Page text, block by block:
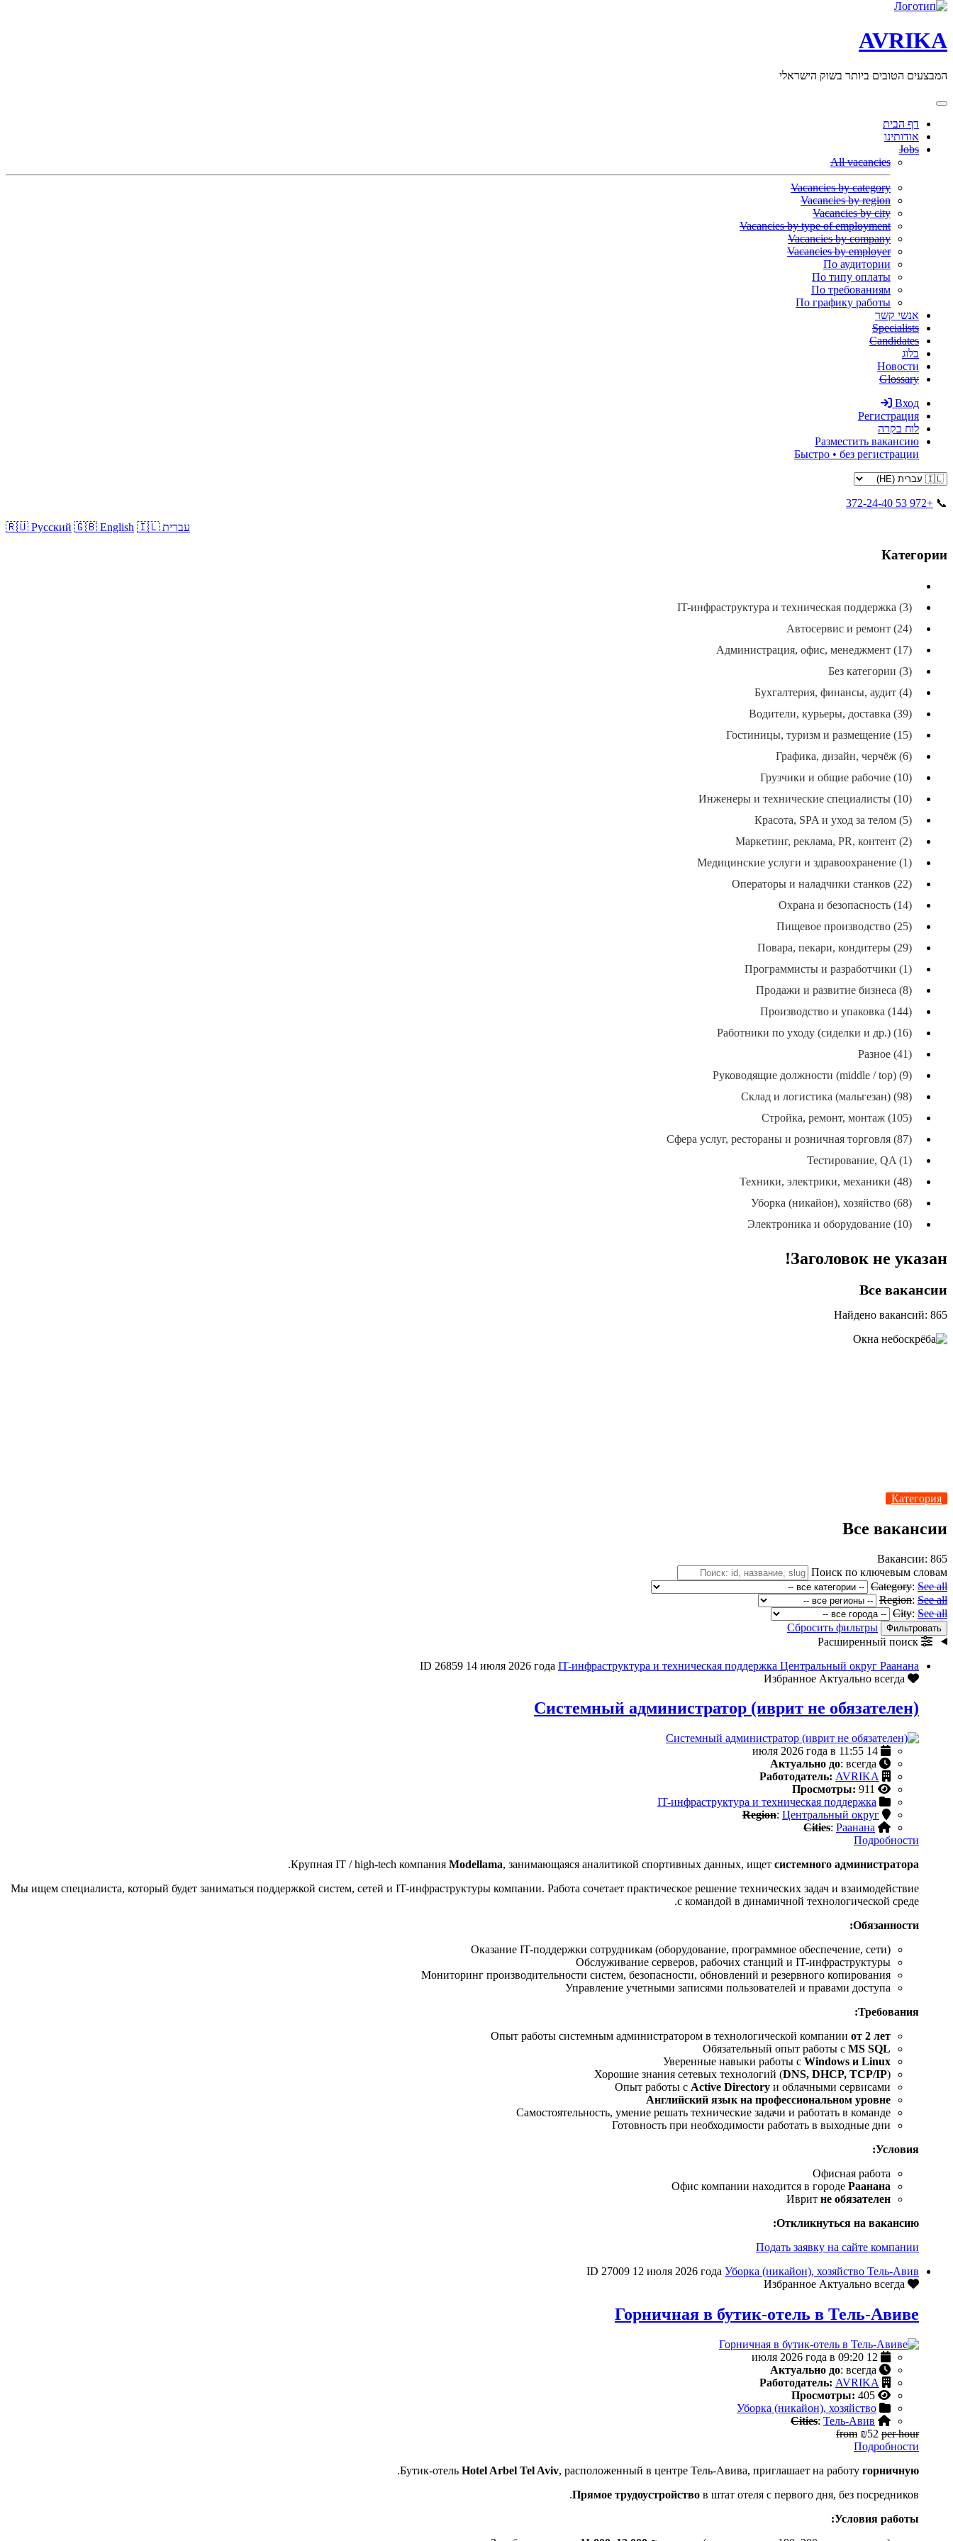
AVRIKA
המבצעים הטובים ביותר בשוק הישראלי
דף הבית
אודותינו
Jobs
All vacancies
Vacancies by category
Vacancies by region
Vacancies by city
Vacancies by type of employment
Vacancies by company
Vacancies by employer
По аудитории
По типу оплаты
По требованиям
По графику работы
אנשי קשר
Specialists
Candidates
בלוג
Новости
Glossary
Вход
Регистрация
לוח בקרה
Разместить вакансию
Быстро • без регистрации
📞
+972 53 372-24-40
🇷🇺 Русский 🇬🇧 English 🇮🇱 עברית
Категории
IT-инфраструктура и техническая поддержка (3)
Автосервис и ремонт (24)
Администрация, офис, менеджмент (17)
Без категории (3)
Бухгалтерия, финансы, аудит (4)
Водители, курьеры, доставка (39)
Гостиницы, туризм и размещение (15)
Графика, дизайн, черчёж (6)
Грузчики и общие рабочие (10)
Инженеры и технические специалисты (10)
Красота, SPA и уход за телом (5)
Маркетинг, реклама, PR, контент (2)
Медицинские услуги и здравоохранение (1)
Операторы и наладчики станков (22)
Охрана и безопасность (14)
Пищевое производство (25)
Повара, пекари, кондитеры (29)
Программисты и разработчики (1)
Продажи и развитие бизнеса (8)
Производство и упаковка (144)
Работники по уходу (сиделки и др.) (16)
Разное (41)
Руководящие должности (middle / top) (9)
Склад и логистика (мальгезан) (98)
Стройка, ремонт, монтаж (105)
Сфера услуг, рестораны и розничная торговля (87)
Тестирование, QA (1)
Техники, электрики, механики (48)
Уборка (никайон), хозяйство (68)
Электроника и оборудование (10)
Заголовок не указан!
Все вакансии
Найдено вакансий: 865
Категория
Все вакансии
Вакансии: 865
Поиск по ключевым словам
Category: See all
Region: See all
City: See all
Фильтровать
Сбросить фильтры
Расширенный поиск
ID 26859 14 июля 2026 года IT-инфраструктура и техническая поддержка Центральный округ Раанана
Актуально всегда
Системный администратор (иврит не обязателен)
Актуально до: всегда
Работодатель: AVRIKA
Просмотры: 911
IT-инфраструктура и техническая поддержка
Region: Центральный округ
Cities: Раанана
Подробности
Крупная IT / high-tech компания Modellama, занимающаяся аналитикой спортивных данных, ищет системного администратора
.
Мы ищем специалиста, который будет заниматься поддержкой систем, сетей и IT-инфраструктуры компании. Работа сочетает практическое решение технических задач и взаимодействие
с командой в динамичной технологической среде.
Обязанности:
Оказание IT-поддержки сотрудникам (оборудование, программное обеспечение, сети)
Обслуживание серверов, рабочих станций и IT-инфраструктуры
Мониторинг производительности систем, безопасности, обновлений и резервного копирования
Управление учетными записями пользователей и правами доступа
Требования:
Опыт работы системным администратором в технологической компании от 2 лет
Обязательный опыт работы с MS SQL
Уверенные навыки работы с Windows и Linux
Хорошие знания сетевых технологий (DNS, DHCP, TCP/IP)
Опыт работы с Active Directory и облачными сервисами
Английский язык на профессиональном уровне
Самостоятельность, умение решать технические задачи и работать в команде
Готовность при необходимости работать в выходные дни
Условия:
Офисная работа
Офис компании находится в городе Раанана
Иврит не обязателен
Откликнуться на вакансию:
Подать заявку на сайте компании
ID 27009 12 июля 2026 года Уборка (никайон), хозяйство Тель-Авив
Актуально всегда
Горничная в бутик-отель в Тель-Авиве
Актуально до: всегда
Работодатель: AVRIKA
Просмотры: 405
Уборка (никайон), хозяйство
Cities: Тель-Авив
from ₪52 per hour
Подробности
Бутик-отель Hotel Arbel Tel Aviv, расположенный в центре Тель-Авива, приглашает на работу горничную
.
Прямое трудоустройство в штат отеля с первого дня, без посредников.
Условия работы: